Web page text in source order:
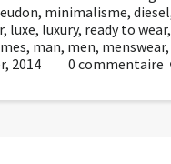
, minimalisme, diesel
, luxe, luxury, ready to wear,
, man, men, menswear,
, 2014 0 commentaire